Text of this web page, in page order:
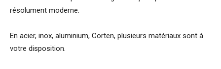
résolument moderne.
En acier, inox, aluminium, Corten, plusieurs matériaux sont à
votre disposition.